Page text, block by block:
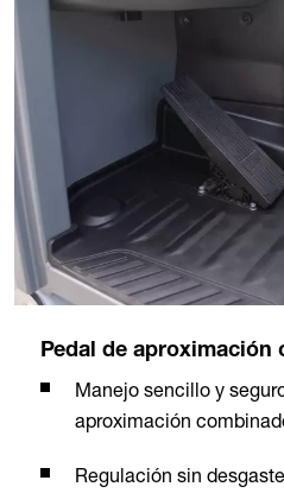
Pedal de aproximación
Manejo sencillo y
aproximación
Regulación sin